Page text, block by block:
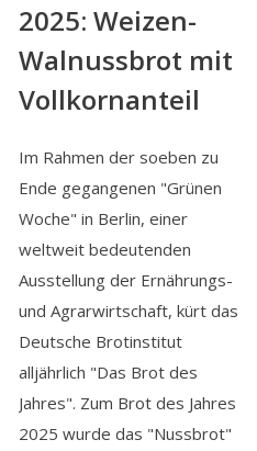
2025: Weizen-
Walnussbrot mit
Vollkornanteil
Im Rahmen der soeben zu
Ende gegangenen "Grünen
Woche" in Berlin, einer
weltweit bedeutenden
Ausstellung der Ernährungs-
und Agrarwirtschaft, kürt das
Deutsche Brotinstitut
alljährlich "Das Brot des
Jahres". Zum Brot des Jahres
2025 wurde das "Nussbrot"